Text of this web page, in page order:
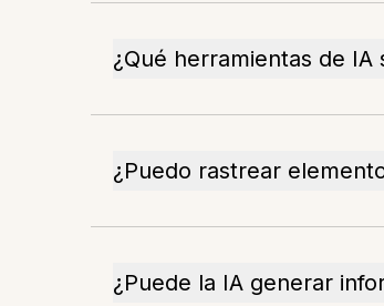
¿Qué herramientas de IA
¿Puedo rastrear
¿Puede la IA generar